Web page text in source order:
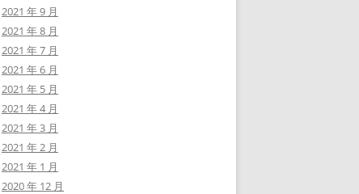
2021 年 9 月
2021 年 8 月
2021 年 7 月
2021 年 6 月
2021 年 5 月
2021 年 4 月
2021 年 3 月
2021 年 2 月
2021 年 1 月
2020 年 12 月